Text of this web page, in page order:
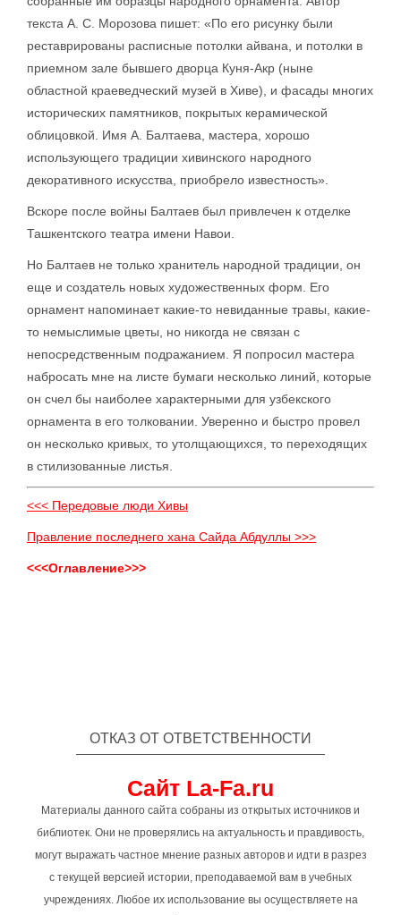
текста А. С. Морозова пишет: «По его рисунку были
реставрированы расписные потолки айвана, и потолки в
приемном зале бывшего дворца Куня-Акр (ныне
областной краеведческий музей в Хиве), и фасады многих
исторических памятников, покрытых керамической
облицовкой. Имя А. Балтаева, мастера, хорошо
использующего традиции хивинского народного
декоративного искусства, приобрело известность».
Вскоре после войны Балтаев был привлечен к отделке
Ташкентского театра имени Навои.
Но Балтаев не только хранитель народной традиции, он
еще и создатель новых художественных форм. Его
орнамент напоминает какие-то невиданные травы, какие-
то немыслимые цветы, но никогда не связан с
непосредственным подражанием. Я попросил мастера
набросать мне на листе бумаги несколько линий, которые
он счел бы наиболее характерными для узбекского
орнамента в его толковании. Уверенно и быстро провел
он несколько кривых, то утолщающихся, то переходящих
в стилизованные листья.
<<< Передовые люди Хивы
Правление последнего хана Сайда Абдуллы >>>
<<<Оглавление>>>
ОТКАЗ ОТ ОТВЕТСТВЕННОСТИ
Сайт La-Fa.ru
Материалы данного сайта собраны из открытых источников и
библиотек. Они не проверялись на актуальность и правдивость,
могут выражать частное мнение разных авторов и идти в разрез
с текущей версией истории, преподаваемой вам в учебных
учреждениях. Любое их использование вы осуществляете на